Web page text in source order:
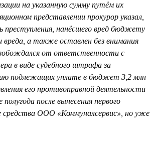
на указанную сумму путём их
представлении прокурор указал,
преступления, нанёсшего вред бюджету
а также оставлен без внимания
от ответственности с
в виде судебного штрафа за
подлежащих уплате в бюджет 3,2 млн
его противоправной деятельности
после вынесения первого
средства ООО «Коммуналсервис», но уже